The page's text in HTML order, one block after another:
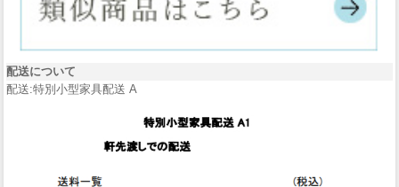
配送について
配送:特別小型家具配送 A